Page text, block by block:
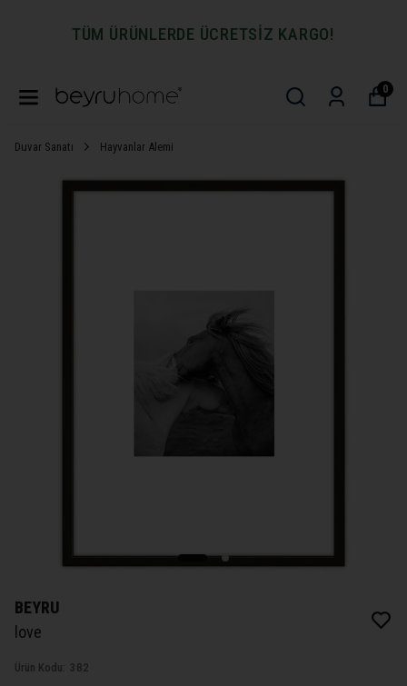
TÜM ÜRÜNLERDE ÜCRETSİZ KARGO!
0
Duvar Sanatı Hayvanlar Alemi
BEYRU
love
Ürün Kodu: 382